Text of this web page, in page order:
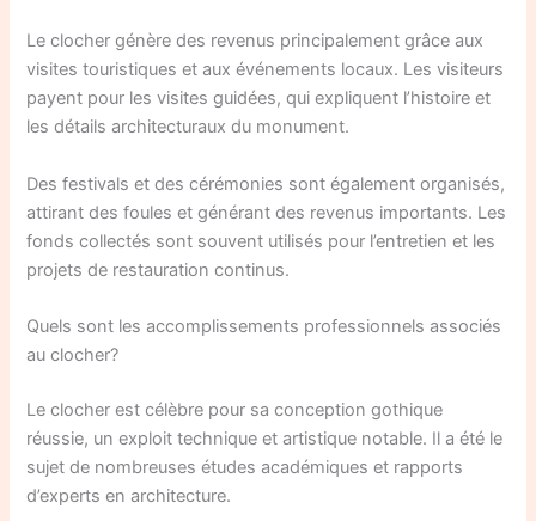
Le clocher génère des revenus principalement grâce aux
visites touristiques et aux événements locaux. Les visiteurs
payent pour les visites guidées, qui expliquent l’histoire et
les détails architecturaux du monument.
Des festivals et des cérémonies sont également organisés,
attirant des foules et générant des revenus importants. Les
fonds collectés sont souvent utilisés pour l’entretien et les
projets de restauration continus.
Quels sont les accomplissements professionnels associés
au clocher?
Le clocher est célèbre pour sa conception gothique
réussie, un exploit technique et artistique notable. Il a été le
sujet de nombreuses études académiques et rapports
d’experts en architecture.